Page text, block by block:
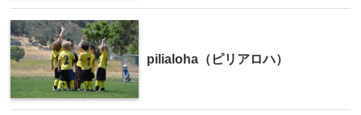
pilialoha（ピリアロハ）